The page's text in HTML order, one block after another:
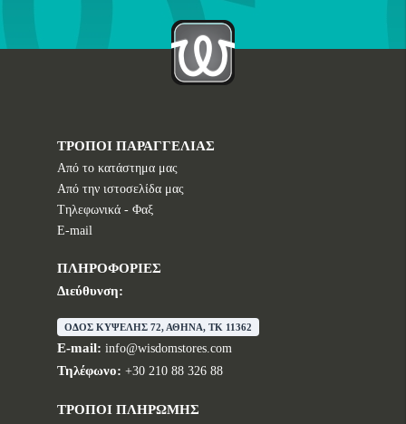
ΤΡΟΠΟΙ ΠΑΡΑΓΓΕΛΙΑΣ
Από το κατάστημα μας
Από την ιστοσελίδα μας
Tηλεφωνικά - Φαξ
E-mail
ΠΛΗΡΟΦΟΡΙΕΣ
Διεύθυνση:
ΟΔΟΣ ΚΥΨΕΛΗΣ 72, ΑΘΗΝΑ, TK 11362
E-mail: info@wisdomstores.com
Τηλέφωνο: +30 210 88 326 88
ΤΡΟΠΟΙ ΠΛΗΡΩΜΗΣ